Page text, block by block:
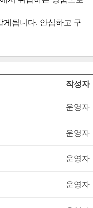
작성자
운영자
운영자
운영자
운영자